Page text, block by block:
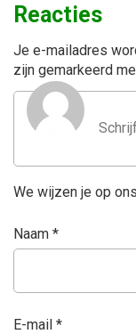
Reacties
Je e-mailadres
zijn gemarkeerd
We wijzen je op ons
Naam *
E-mail *